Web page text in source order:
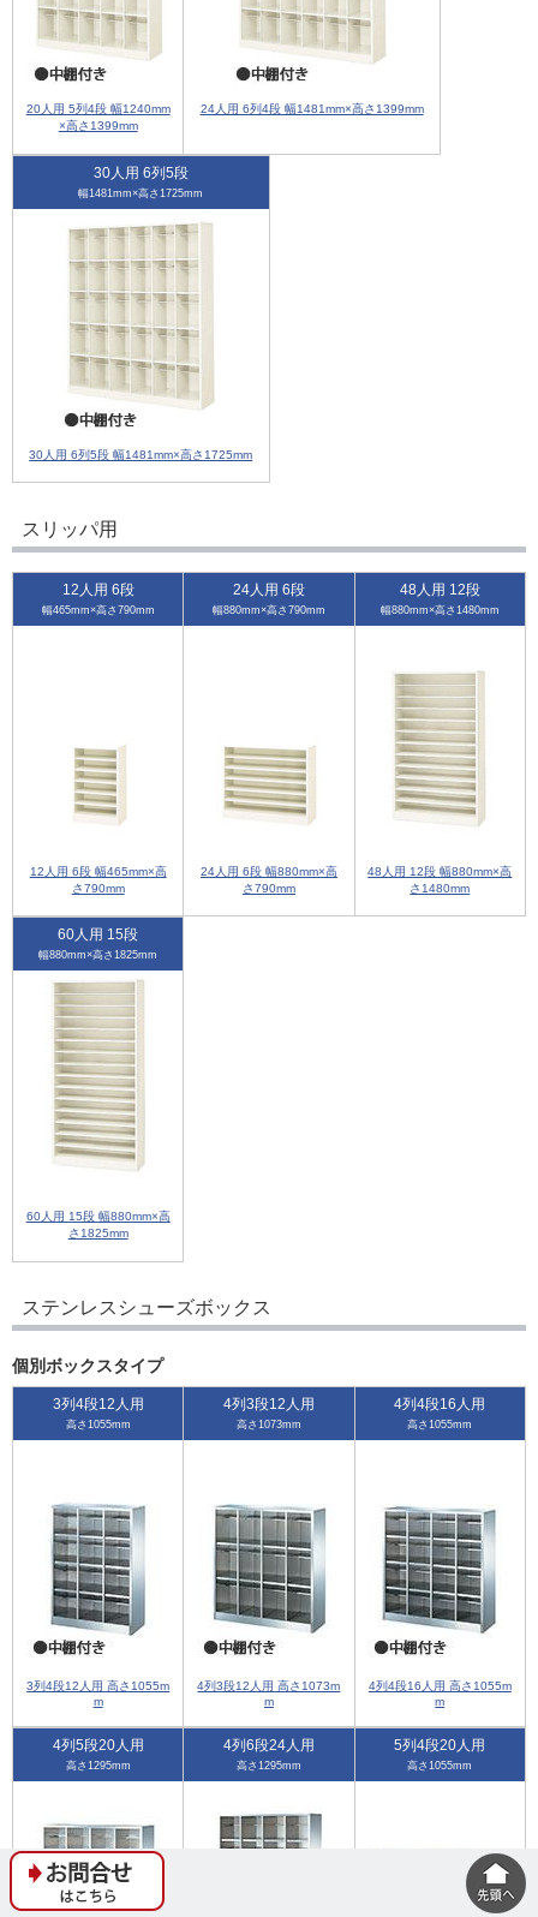
20人用 5列4段 幅1240mm
×高さ1399mm
24人用 6列4段 幅1481mm×高さ1399mm
30人用 6列5段
幅1481mm×高さ1725mm
30人用 6列5段 幅1481mm×高さ1725mm
スリッパ用
12人用 6段
幅465mm×高さ790mm
12人用 6段 幅465mm×高
さ790mm
24人用 6段
幅880mm×高さ790mm
24人用 6段 幅880mm×高
さ790mm
48人用 12段
幅880mm×高さ1480mm
48人用 12段 幅880mm×高
さ1480mm
60人用 15段
幅880mm×高さ1825mm
60人用 15段 幅880mm×高
さ1825mm
ステンレスシューズボックス
個別ボックスタイプ
3列4段12人用
高さ1055mm
3列4段12人用 高さ1055m
m
4列3段12人用
高さ1073mm
4列3段12人用 高さ1073m
m
4列4段16人用
高さ1055mm
4列4段16人用 高さ1055m
m
4列5段20人用
高さ1295mm
4列6段24人用
高さ1295mm
5列4段20人用
高さ1055mm